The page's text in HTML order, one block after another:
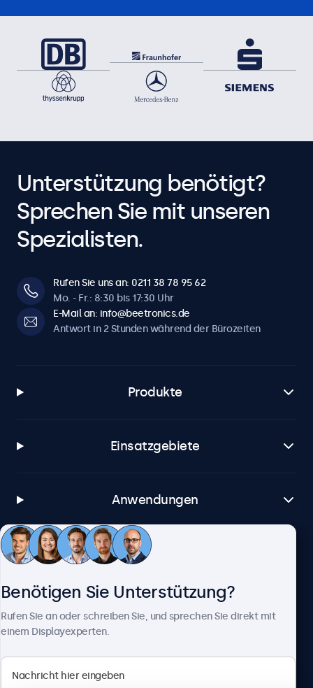
Unterstützung benötigt?
Sprechen Sie mit unseren
Spezialisten.
Rufen Sie uns an: 0211 38 78 95 62
Mo. - Fr.: 8:30 bis 17:30 Uhr
E-Mail an: info@beetronics.de
Antwort in 2 Stunden während der Bürozeiten
Produkte
Einsatzgebiete
Anwendungen
Kundenservice
Benötigen Sie Unterstützung?
Rufen Sie an oder schreiben Sie, und sprechen Sie direkt mit
einem Displayexperten.